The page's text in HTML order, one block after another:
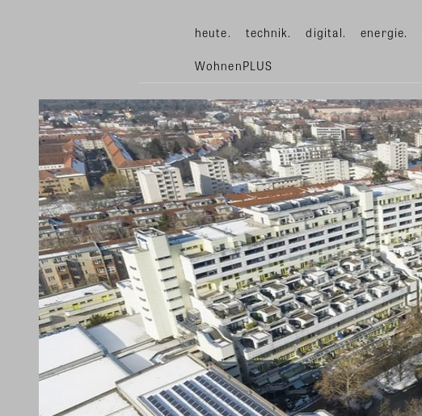
heute. technik. digital. energie.
WohnenPLUS